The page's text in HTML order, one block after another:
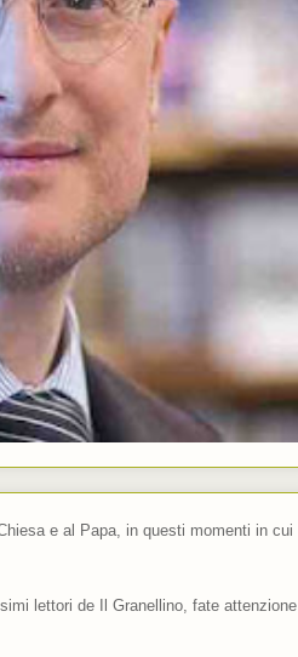
e al Papa, in questi momenti in cui
lettori de Il Granellino, fate attenzione